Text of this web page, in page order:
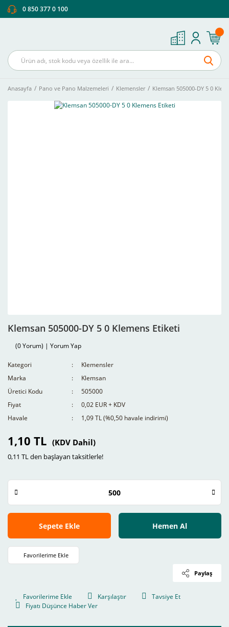
0 850 377 0 100
Anasayfa Pano ve Pano Malzemeleri Klemensler Klemsan 505000-DY 5 0
Klemsan 505000-DY 5 0 Klemens Etiketi
(0 Yorum) | Yorum Yap
Kategori
Klemensler
Marka
Klemsan
Üretici Kodu
505000
Fiyat
0,02 EUR + KDV
Havale
1,09 TL (%0,50 havale indirimi)
1,10 TL (KDV Dahil)
0,11 TL den başlayan taksitlerle!
Sepete Ekle Hemen Al
Paylaş
Karşılaştır
Tavsiye Et
Fiyatı Düşünce Haber Ver